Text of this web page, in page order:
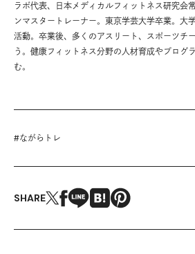
ラボ代表、日本メディカルフィットネス研究会
ンマスタートレーナー。東京学芸大学卒業。大
活動。卒業後、多くのアスリート、スポーツチ
う。健康フィットネス分野の人材育成やプログ
む。
#ながらトレ
SHARE